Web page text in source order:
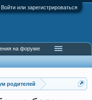
Войти или зарегистрироваться
родителей
на форуме